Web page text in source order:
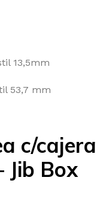
13,5mm
53,7 mm
c/cajera
Jib Box